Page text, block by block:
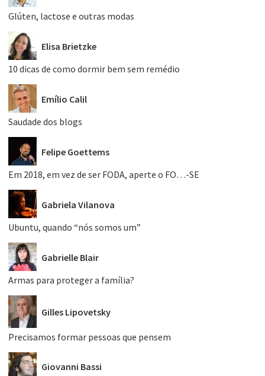
Glúten, lactose e outras modas
Elisa Brietzke
10 dicas de como dormir bem sem remédio
Emílio Calil
Saudade dos blogs
Felipe Goettems
Em 2018, em vez de ser FODA, aperte o FO…-SE
Gabriela Vilanova
Ubuntu, quando “nós somos um”
Gabrielle Blair
Armas para proteger a família?
Gilles Lipovetsky
Precisamos formar pessoas que pensem
Giovanni Bassi